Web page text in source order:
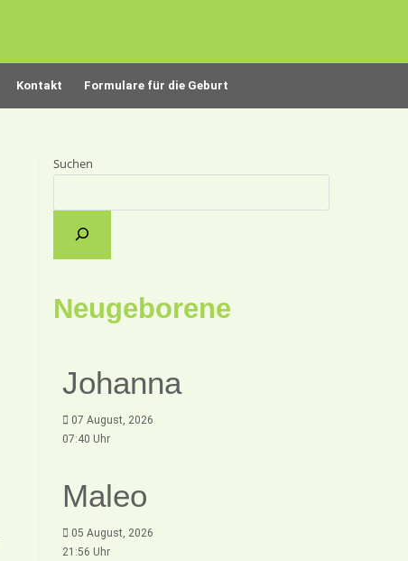
Kontakt Formulare für die Geburt
Suchen
Neugeborene
Johanna
07 August, 2026
07:40 Uhr
Maleo
05 August, 2026
21:56 Uhr